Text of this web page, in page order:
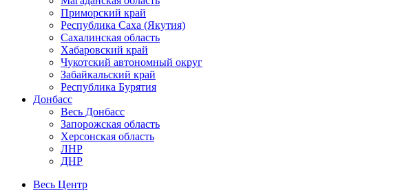
Приморский край
Республика Саха (Якутия)
Сахалинская область
Хабаровский край
Чукотский автономный округ
Забайкальский край
Республика Бурятия
Донбасс
Весь Донбасс
Запорожская область
Херсонская область
ЛНР
ДНР
Весь Центр